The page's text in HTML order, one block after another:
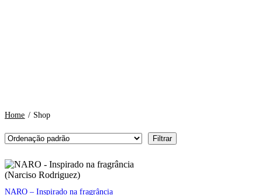
Home / Shop
Filtrar
NARO – Inspirado na fragrância